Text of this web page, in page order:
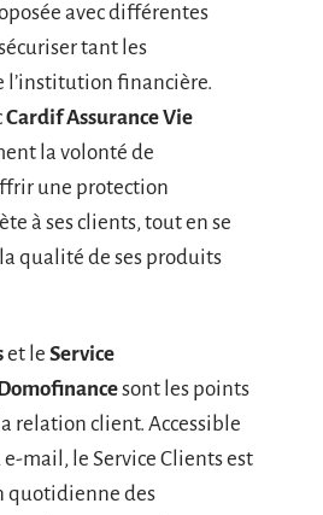
avec différentes
tant les
l’institution financière.
Cardif Assurance Vie
la volonté de
une protection
à ses clients, tout en se
qualité de ses produits
et le Service
sont les points
relation client. Accessible
mail, le Service Clients est
quotidienne des